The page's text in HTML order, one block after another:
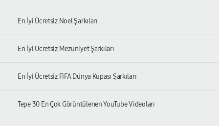
En İyi Ücretsiz Noel Şarkıları
En İyi Ücretsiz Mezuniyet Şarkıları
En İyi Ücretsiz FIFA Dünya Kupası Şarkıları
Tepe 30 En Çok Görüntülenen YouTube Videoları